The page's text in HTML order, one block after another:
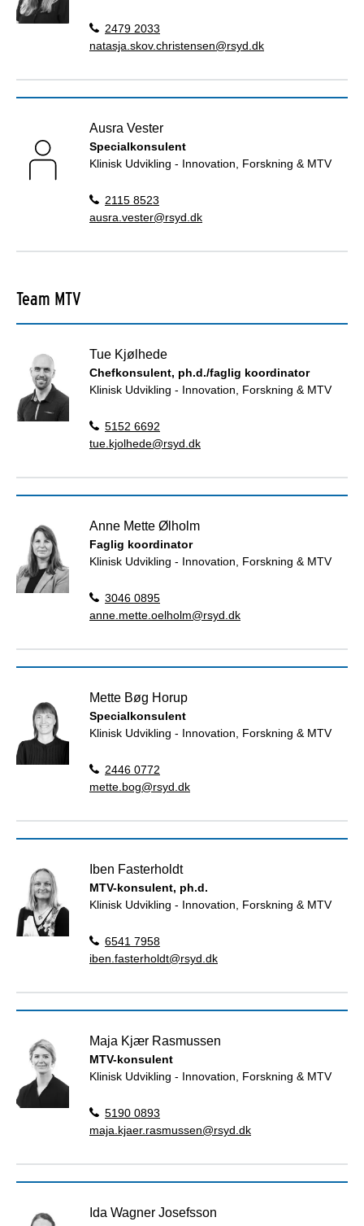
2479 2033
natasja.skov.christensen@rsyd.dk
Ausra Vester
Specialkonsulent
Klinisk Udvikling - Innovation, Forskning & MTV
2115 8523
ausra.vester@rsyd.dk
Team MTV
Tue Kjølhede
Chefkonsulent, ph.d./faglig koordinator
Klinisk Udvikling - Innovation, Forskning & MTV
5152 6692
tue.kjolhede@rsyd.dk
Anne Mette Ølholm
Faglig koordinator
Klinisk Udvikling - Innovation, Forskning & MTV
3046 0895
anne.mette.oelholm@rsyd.dk
Mette Bøg Horup
Specialkonsulent
Klinisk Udvikling - Innovation, Forskning & MTV
2446 0772
mette.bog@rsyd.dk
Iben Fasterholdt
MTV-konsulent, ph.d.
Klinisk Udvikling - Innovation, Forskning & MTV
6541 7958
iben.fasterholdt@rsyd.dk
Maja Kjær Rasmussen
MTV-konsulent
Klinisk Udvikling - Innovation, Forskning & MTV
5190 0893
maja.kjaer.rasmussen@rsyd.dk
Ida Wagner Josefsson